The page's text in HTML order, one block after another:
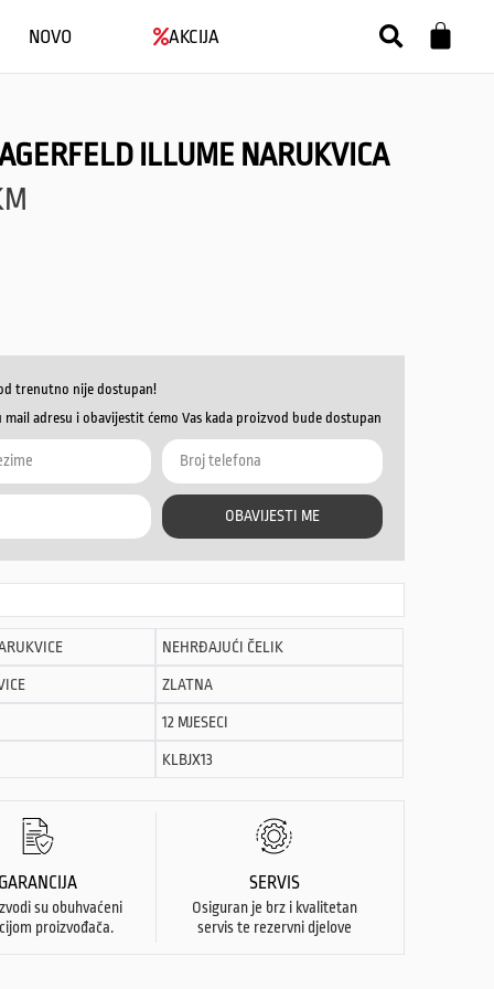
NOVO AKCIJA
ILLUME NARUKVICA
trenutno nije dostupan!
mail adresu i obavijestit ćemo Vas kada proizvod bude dostupan
OBAVIJESTI ME
NEHRĐAJUĆI ČELIK
ZLATNA
12 MJESECI
KLBJX13
su obuhvaćeni
proizvođača.
SERVIS
Osiguran je brz i kvalitetan
servis te rezervni djelove